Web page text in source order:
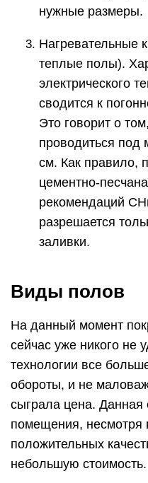
нужные размеры.
Нагревательные
теплые полы).
электрического
сводится к
Это говорит о
проводиться
см. Как правило,
цементно-
рекомендаций
разрешается
заливки.
Виды полов
На данный момент
сейчас уже никого не
технологии все
обороты, и не
сыграла цена. Данная
помещения, несмотря
положительных
небольшую стоимость.